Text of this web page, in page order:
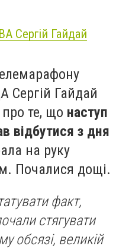
Сергій Гайдай
Сергій Гайдай
те, що наступ
відбутися з дня
на руку
Почалися дощі.
факт,
стягувати
обсязі, великій